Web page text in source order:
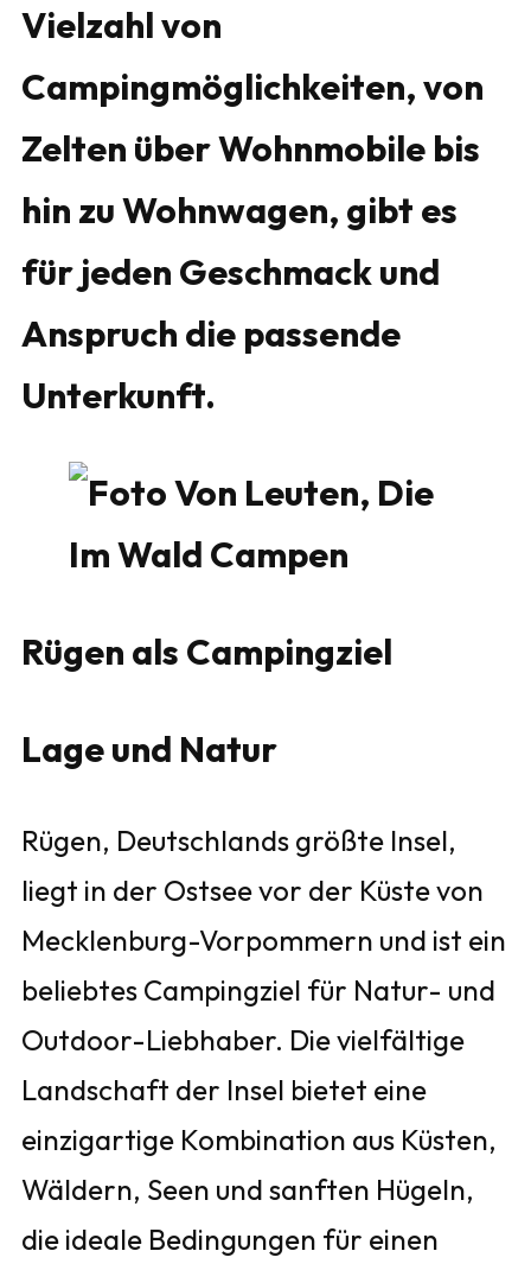
Vielzahl von
Campingmöglichkeiten, von
Zelten über Wohnmobile bis
hin zu Wohnwagen, gibt es
für jeden Geschmack und
Anspruch die passende
Unterkunft.
Rügen als Campingziel
Lage und Natur
Rügen, Deutschlands größte Insel,
liegt in der Ostsee vor der Küste von
Mecklenburg-Vorpommern und ist ein
beliebtes Campingziel für Natur- und
Outdoor-Liebhaber. Die vielfältige
Landschaft der Insel bietet eine
einzigartige Kombination aus Küsten,
Wäldern, Seen und sanften Hügeln,
die ideale Bedingungen für einen